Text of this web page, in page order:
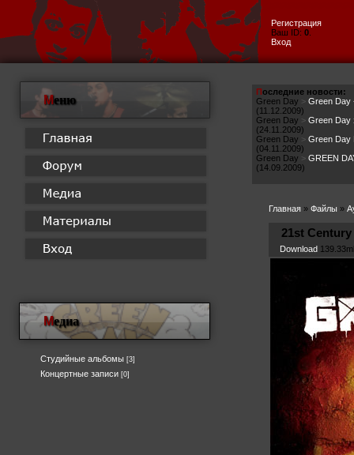
Регистрация
Ваш ID: 0
Вход
Меню
Медиа
Студийные альбомы [3]
Концертные записи [0]
Последние новости:
Green Day > Green Day
(11.12.2009)
Green Day > Green Day
(24.11.2009)
Green Day > Green Day
(04.11.2009)
Green Day > GREEN
(14.09.2009)
Главная» Файлы»
21st
Download